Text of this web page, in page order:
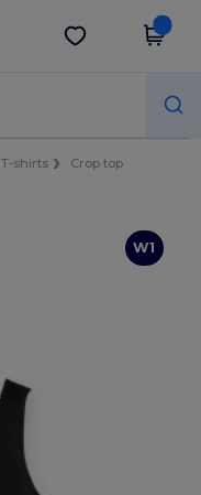
Download app
T-shirts
Crop top
W1